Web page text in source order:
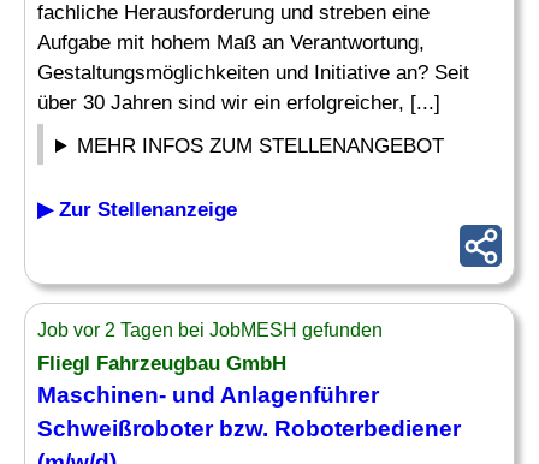
fachliche Herausforderung und streben eine
Aufgabe mit hohem Maß an Verantwortung,
Gestaltungsmöglichkeiten und Initiative an? Seit
über 30 Jahren sind wir ein erfolgreicher, [...]
MEHR INFOS ZUM STELLENANGEBOT
▶ Zur Stellenanzeige
Job vor 2 Tagen bei JobMESH gefunden
Fliegl Fahrzeugbau GmbH
Maschinen- und Anlagenführer
Schweißroboter bzw. Roboterbediener